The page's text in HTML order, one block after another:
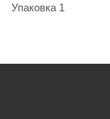
Упаковка 1